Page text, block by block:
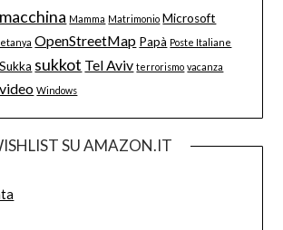
macchina Mamma Matrimonio Microsoft
OpenStreetMap Papà Poste Italiane
Sukka sukkot Tel Aviv terrorismo vacanza
video Windows
SU AMAZON.IT